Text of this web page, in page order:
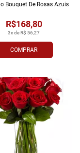
COMPRAR
3x de R$ 56,27
R$168,80
Bouquet De Rosas Azuis